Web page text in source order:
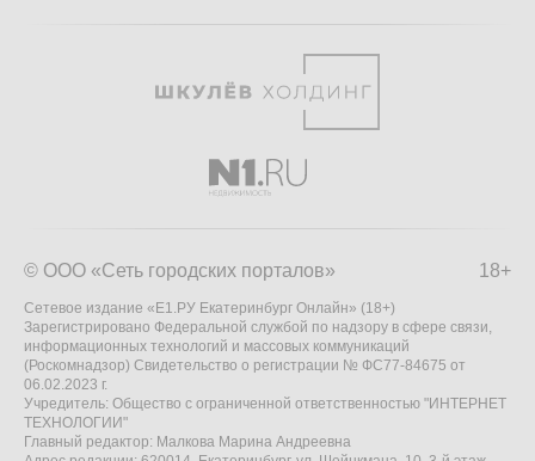
18+
© ООО «Сеть городских порталов»
Сетевое издание «Е1.РУ Екатеринбург Онлайн» (18+)
Зарегистрировано Федеральной службой по надзору в сфере связи,
информационных технологий и массовых коммуникаций
(Роскомнадзор) Свидетельство о регистрации № ФС77-84675 от
06.02.2023 г.
Учредитель: Общество с ограниченной ответственностью "ИНТЕРНЕТ
ТЕХНОЛОГИИ"
Главный редактор: Малкова Марина Андреевна